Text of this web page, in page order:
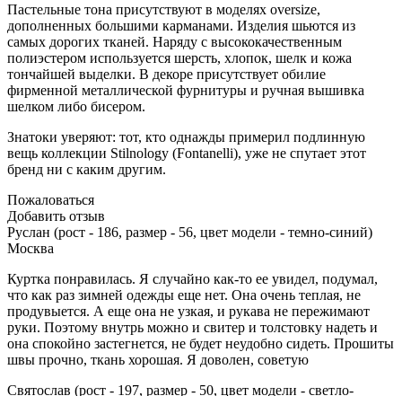
Пастельные тона присутствуют в моделях oversize,
дополненных большими карманами. Изделия шьются из
самых дорогих тканей. Наряду с высококачественным
полиэстером используется шерсть, хлопок, шелк и кожа
тончайшей выделки. В декоре присутствует обилие
фирменной металлической фурнитуры и ручная вышивка
шелком либо бисером.
Знатоки уверяют: тот, кто однажды примерил подлинную
вещь коллекции Stilnology (Fontanelli), уже не спутает этот
бренд ни с каким другим.
Пожаловаться
Добавить отзыв
Руслан (рост - 186, размер - 56, цвет модели - темно-синий)
Москва
Куртка понравилась. Я случайно как-то ее увидел, подумал,
что как раз зимней одежды еще нет. Она очень теплая, не
продувыется. А еще она не узкая, и рукава не пережимают
руки. Поэтому внутрь можно и свитер и толстовку надеть и
она спокойно застегнется, не будет неудобно сидеть. Прошиты
швы прочно, ткань хорошая. Я доволен, советую
Святослав (рост - 197, размер - 50, цвет модели - светло-